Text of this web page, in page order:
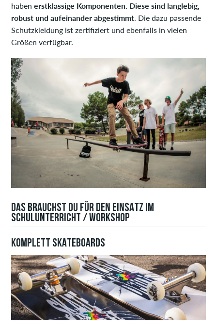
haben erstklassige Komponenten. Diese sind langlebig,
robust und aufeinander abgestimmt. Die dazu passende
Schutzkleidung ist zertifiziert und ebenfalls in vielen
Größen verfügbar.
DAS BRAUCHST DU FÜR DEN EINSATZ IM
SCHULUNTERRICHT / WORKSHOP
KOMPLETT SKATEBOARDS